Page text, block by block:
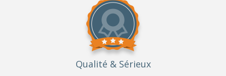
Qualité & Sérieux